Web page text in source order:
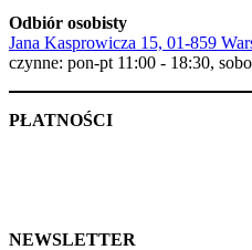
Odbiór osobisty
Jana Kasprowicza 15, 01-859
czynne: pon-pt 11:00 - 18:30,
PŁATNOŚCI
NEWSLETTER